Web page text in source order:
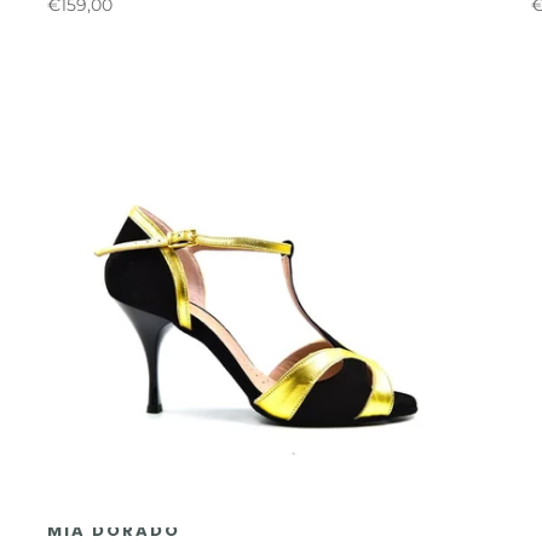
€159,00
MIA DORADO